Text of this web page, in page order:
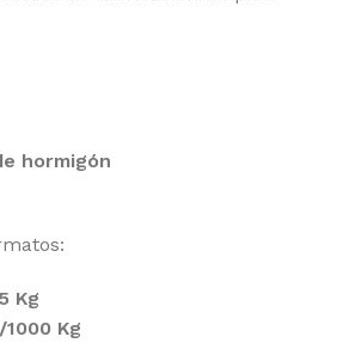
hormigón
Kg
Kg